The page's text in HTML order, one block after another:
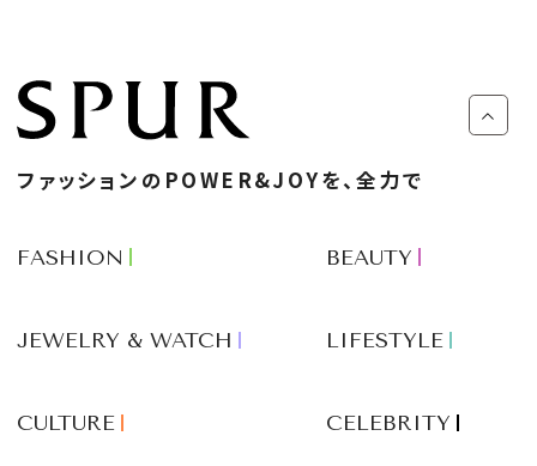
ファッションのPOWER&JOYを、全力で
FASHION BEAUTY
JEWELRY & WATCH LIFESTYLE
CULTURE CELEBRITY